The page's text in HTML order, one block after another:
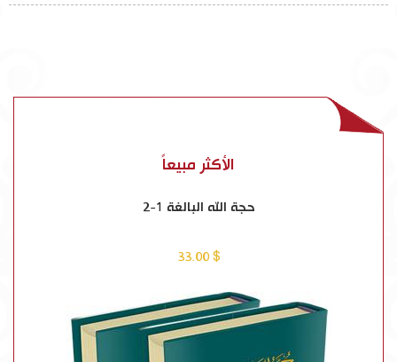
الأكثر مبيعاً
حجة الله البالغة 1-2
$ 33.00